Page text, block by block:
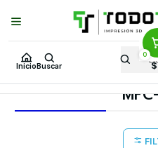
Inicio Buscar
0
Puedes Elegir: Comprar en
Tienda
Inicio Toner y tambor Toner
Equipos BROTHER